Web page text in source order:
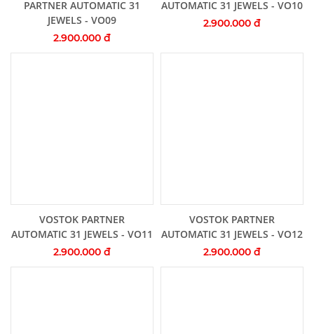
PARTNER AUTOMATIC 31
JEWELS - VO09
2.900.000 đ
AUTOMATIC 31 JEWELS - VO10
2.900.000 đ
Thêm vào giỏ hàng
VOSTOK PARTNER
AUTOMATIC 31 JEWELS - VO11
2.900.000 đ
Thêm vào giỏ hàng
VOSTOK PARTNER
AUTOMATIC 31 JEWELS - VO12
2.900.000 đ